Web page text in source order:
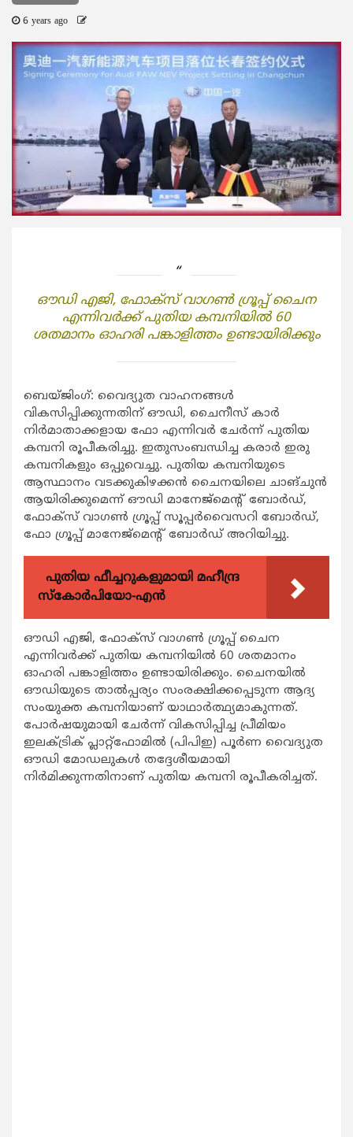
6 years ago
ഔഡി എജി, ഫോക്‌സ് വാഗണ്‍ ഗ്രൂപ്പ് ചൈന
എന്നിവര്‍ക്ക് പുതിയ കമ്പനിയില്‍ 60
ശതമാനം ഓഹരി പങ്കാളിത്തം ഉണ്ടായിരിക്കും
ബെയ്ജിംഗ്: വൈദ്യുത വാഹനങ്ങള്‍
വികസിപ്പിക്കുന്നതിന് ഔഡി, ചൈനീസ് കാര്‍
നിര്‍മാതാക്കളായ ഫോ എന്നിവര്‍ ചേര്‍ന്ന് പുതിയ
കമ്പനി രൂപീകരിച്ചു. ഇതുസംബന്ധിച്ച കരാര്‍ ഇരു
കമ്പനികളും ഒപ്പുവെച്ചു. പുതിയ കമ്പനിയുടെ
ആസ്ഥാനം വടക്കുകിഴക്കന്‍ ചൈനയിലെ ചാങ്ചുന്‍
ആയിരിക്കുമെന്ന് ഔഡി മാനേജ്‌മെന്റ് ബോര്‍ഡ്,
ഫോക്‌സ് വാഗണ്‍ ഗ്രൂപ്പ് സൂപ്പര്‍വൈസറി ബോര്‍ഡ്,
ഫോ ഗ്രൂപ്പ് മാനേജ്‌മെന്റ് ബോര്‍ഡ് അറിയിച്ചു.
പുതിയ ഫീച്ചറുകളുമായി മഹീന്ദ്ര
സ്കോർപിയോ-എൻ
ഔഡി എജി, ഫോക്‌സ് വാഗണ്‍ ഗ്രൂപ്പ് ചൈന
എന്നിവര്‍ക്ക് പുതിയ കമ്പനിയില്‍ 60 ശതമാനം
ഓഹരി പങ്കാളിത്തം ഉണ്ടായിരിക്കും. ചൈനയില്‍
ഔഡിയുടെ താല്‍പ്പര്യം സംരക്ഷിക്കപ്പെടുന്ന ആദ്യ
സംയുക്ത കമ്പനിയാണ് യാഥാര്‍ത്ഥ്യമാകുന്നത്.
പോര്‍ഷയുമായി ചേര്‍ന്ന് വികസിപ്പിച്ച പ്രീമിയം
ഇലക്ട്രിക് പ്ലാറ്റ്‌ഫോമില്‍ (പിപിഇ) പൂര്‍ണ വൈദ്യുത
ഔഡി മോഡലുകള്‍ തദ്ദേശീയമായി
നിര്‍മിക്കുന്നതിനാണ് പുതിയ കമ്പനി രൂപീകരിച്ചത്.